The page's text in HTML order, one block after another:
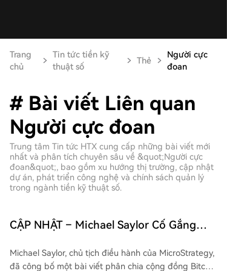
Trang
chủ
Tin tức tiền kỹ
thuật số
Thẻ
Người cực
đoan
# Bài viết Liên quan
Người cực đoan
Trung tâm Tin tức HTX cung cấp những bài viết mới
nhất và phân tích chuyên sâu về &quot;Người cực
đoan&quot;, bao gồm xu hướng thị trường, cập nhật
dự án, phát triển công nghệ và chính sách quản lý
trong ngành tiền kỹ thuật số.
CẬP NHẬT – Michael Saylor Cố Gắng
Trong Bitcoin — Nhưng Ông ấy Có
Michael Saylor, chủ tịch điều hành của MicroStrategy,
đã công bố một bài viết phân chia cộng đồng Bitcoin